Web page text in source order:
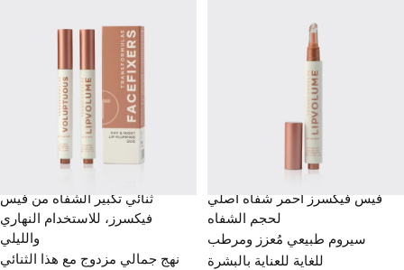
فيس فيكسرز أحمر شفاه أصلي
لحجم الشفاه
سيروم طبيعي مُعزز ومرطب
للغاية للعناية بالبشرة
ثنائي تكبير الشفاه من فيس
فيكسرز، للاستخدام النهاري
والليلي
نهج جمالي مزدوج مع هذا الثنائي